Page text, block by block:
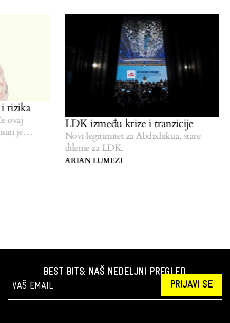
je
LDK između krize i tranzicije
Novi legitimitet za Abdixhikua, stare
dileme za LDK.
ARIAN LUMEZI
BEST BITS: NAŠ NEDELJNI PREGLED.
PRIJAVI SE